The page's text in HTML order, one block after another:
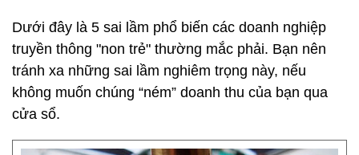
Dưới đây là 5 sai lầm phổ biến các doanh nghiệp
truyền thông "non trẻ" thường mắc phải. Bạn nên
tránh xa những sai lầm nghiêm trọng này, nếu
không muốn chúng “ném” doanh thu của bạn qua
cửa sổ.